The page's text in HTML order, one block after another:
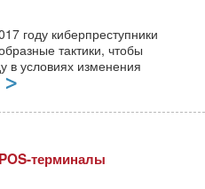
году киберпреступники
тактики, чтобы
в условиях изменения
терминалы